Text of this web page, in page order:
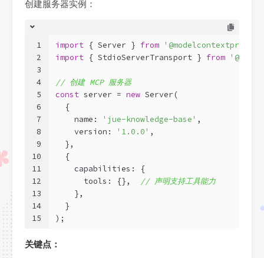
创建服务器实例：
1
2
3
4
5
6
7
8
9
10
11
12
13
14
15
import { Server } from
import { StdioServerTransport } from
// 创建 MCP 服务器
const server = new Server(
  {
    name:
'jue-knowledge-base' ,
    version:
'1.0.0' ,
  },
  {
    capabilities: {
      tools: {},
// 声明支持工具能力
    },
  }
);
关键点：